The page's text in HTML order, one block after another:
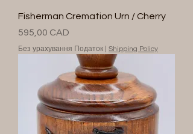
Fisherman Cremation Urn / Cherry
Ціна
595,00 CAD
Без урахування Податок Shipping Policy